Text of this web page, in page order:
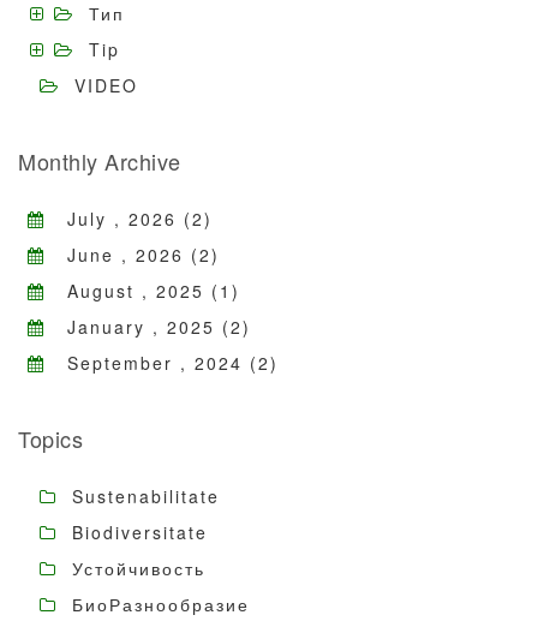
Тип
Tip
VIDEO
Monthly Archive
July , 2026 (2)
June , 2026 (2)
August , 2025 (1)
January , 2025 (2)
September , 2024 (2)
Topics
Sustenabilitate
Biodiversitate
Устойчивость
БиоРазнообразие